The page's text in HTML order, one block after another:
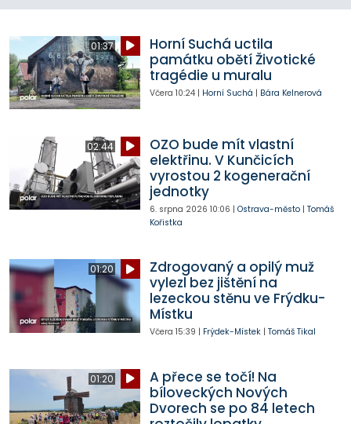
01:37
Horní Suchá uctila
památku obětí Životické
tragédie u muralu
Včera 10:24| Horní Suchá | Bára Kelnerová
02:44
OZO bude mít vlastní
elektřinu. V Kunčicích
vyrostou 2 kogenerační
jednotky
6. srpna 2026 10:06 | Ostrava-město| Tomáš
Kořistka
01:20
Zdrogovaný a opilý muž
vylezl bez jištění na
lezeckou stěnu ve Frýdku-
Místku
Včera 15:39 | Frýdek-Místek| Tomáš Tikal
01:20
A přece se točí! Na
bíloveckých Nových
Dvorech se po 84 letech